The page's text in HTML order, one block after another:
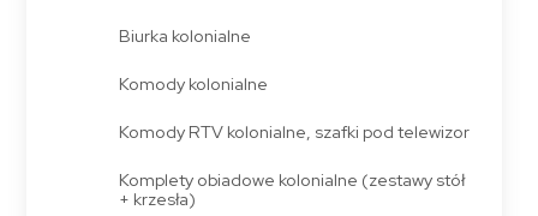
Biurka kolonialne
Komody kolonialne
Komody RTV kolonialne, szafki pod telewizor
Komplety obiadowe kolonialne (zestawy stół
+ krzesła)